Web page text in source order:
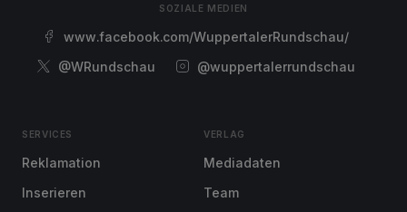
SOZIALE MEDIEN
www.facebook.com/WuppertalerRundschau/
@WRundschau
@wuppertalerrundschau
SERVICES
Reklamation
Inserieren
VERLAG
Mediadaten
Team